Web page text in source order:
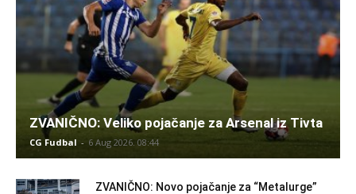
ZVANIČNO: Veliko pojačanje za Arsenal iz Tivta
CG Fudbal - 6 Aug 2026. 08:44
ZVANIČNO: Novo pojačanje za “Metalurge”